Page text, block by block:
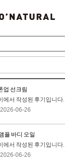
업 선크림
에서 작성된 후기입니다.
| 2026-06-26
플 바디 오일
에서 작성된 후기입니다.
| 2026-06-26